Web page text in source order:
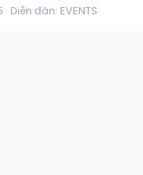
Diễn đàn: EVENTS